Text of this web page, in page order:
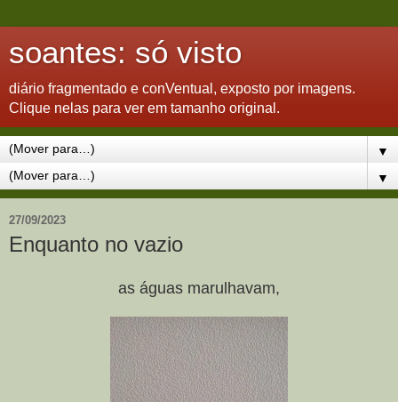
soantes: só visto
diário fragmentado e conVentual, exposto por imagens.
Clique nelas para ver em tamanho original.
▼
▼
27/09/2023
Enquanto no vazio
as águas marulhavam,